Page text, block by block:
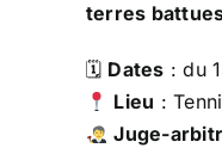
terres
🗓 Dates : du
Lieu :
Juge-